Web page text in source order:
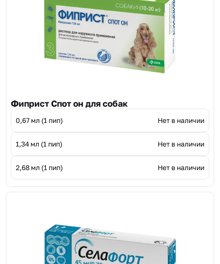
Фиприст Спот он для собак
0,67 мл (1 пип) Нет в наличии
1,34 мл (1 пип) Нет в наличии
2,68 мл (1 пип) Нет в наличии